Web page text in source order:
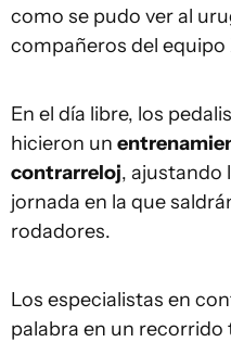
como se pudo ver al
compañeros del equipo
En el día libre, los
hicieron un
contrarreloj, ajustando
jornada en la que
rodadores.
Los especialistas en
palabra en un